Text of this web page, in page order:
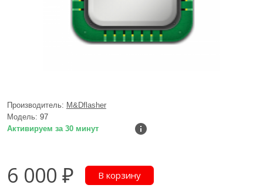
Производитель: M&Dflasher
Модель: 97
Активируем за 30 минут
6 000 ₽